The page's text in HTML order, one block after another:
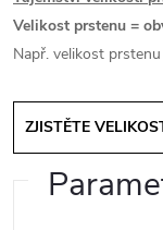
Velikost prstenu =
Např. velikost
ZJISTĚTE